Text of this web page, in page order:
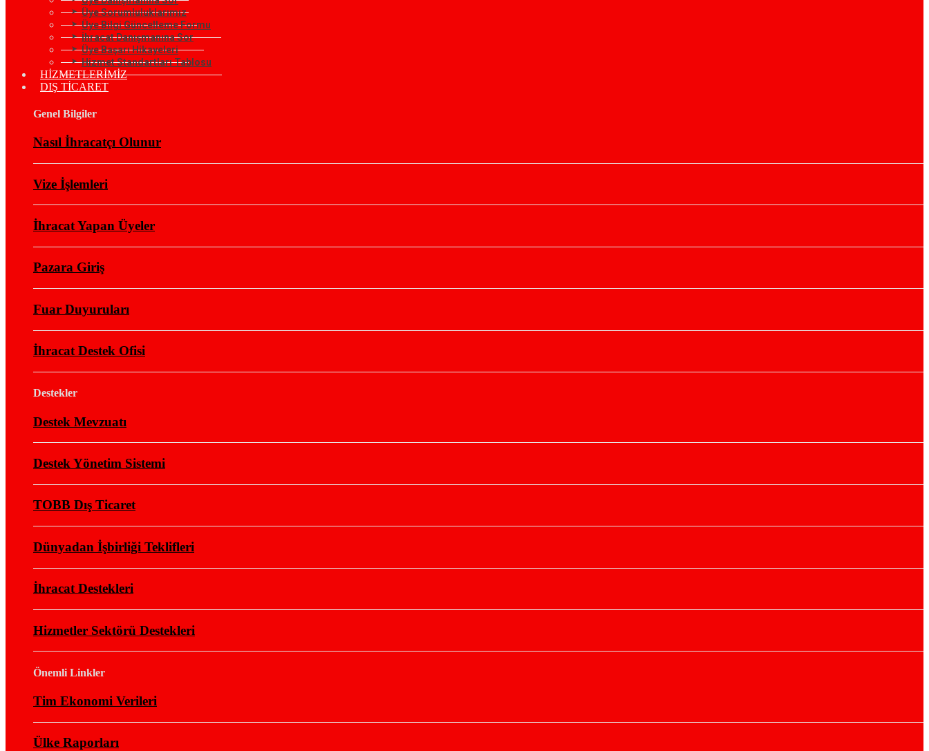
Üye Sorumluluklarımız
Üye Bilgi Güncelleme Formu
İhracat Danışmanına Sor
Üye Başarı Hikayeleri
Hizmet Standartları Tablosu
HİZMETLERİMİZ
DIŞ TİCARET
Genel Bilgiler
Nasıl İhracatçı Olunur
Vize İşlemleri
İhracat Yapan Üyeler
Pazara Giriş
Fuar Duyuruları
İhracat Destek Ofisi
Destekler
Destek Mevzuatı
Destek Yönetim Sistemi
TOBB Dış Ticaret
Dünyadan İşbirliği Teklifleri
İhracat Destekleri
Hizmetler Sektörü Destekleri
Önemli Linkler
Tim Ekonomi Verileri
Ülke Raporları